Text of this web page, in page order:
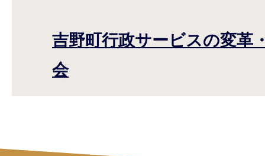
吉野町行政サービスの変革
会